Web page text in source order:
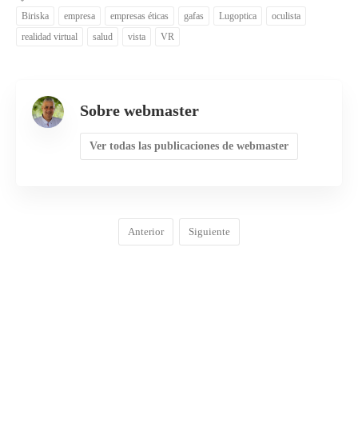
Biriska empresa empresas éticas gafas Lugoptica
oculista
realidad virtual
salud vista VR
Sobre webmaster
Ver todas las publicaciones de webmaster
Anterior Siguiente